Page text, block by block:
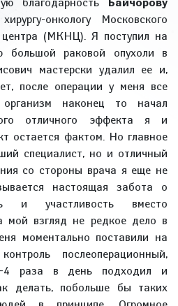
онкологу Московского
центра (МКНЦ). Я поступил на
большой раковой опухоли в
мастерски удалил ее и,
после операции у меня все
наконец то начал
отличного эффекта я и
остается фактом. Но главное
специалист, но и отличный
со стороны врача я еще не
настоящая забота о
и участливость вместо
мой взгляд не редкое дело в
моментально поставили на
послеоперационный,
раза в день подходил и
делать, побольше бы таких